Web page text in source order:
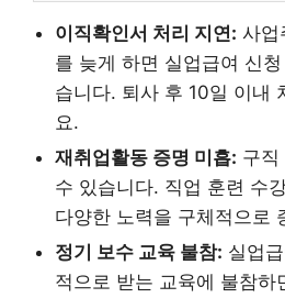
이직확인서 처리 지연: 사업
를 늦게 하면 실업급여 신
습니다. 퇴사 후 10일 이내
요.
재취업활동 증명 미흡: 구직
수 있습니다. 직업 훈련 수
다양한 노력을 구체적으로
정기 보수 교육 불참: 실업
적으로 받는 교육에 불참하